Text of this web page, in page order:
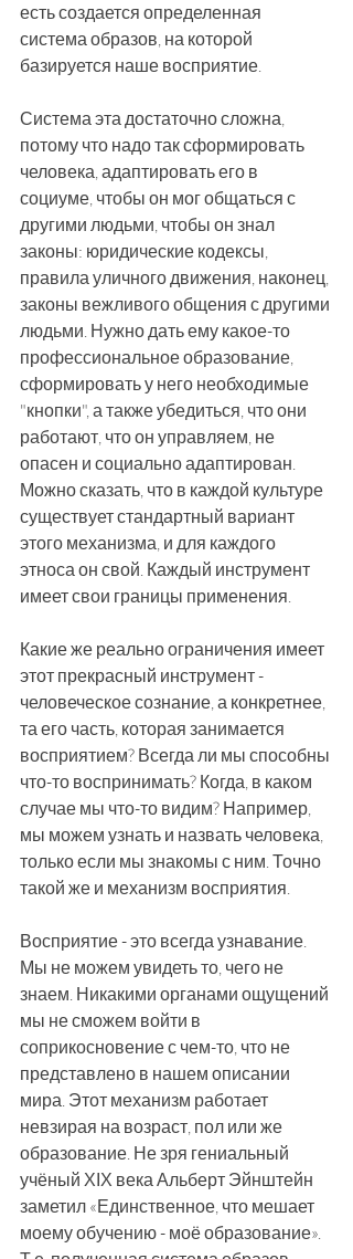
есть создается определенная
система образов, на которой
базируется наше восприятие.
Система эта достаточно сложна,
потому что надо так сформировать
человека, адаптировать его в
социуме, чтобы он мог общаться с
другими людьми, чтобы он знал
законы: юридические кодексы,
правила уличного движения, наконец,
законы вежливого общения с другими
людьми. Нужно дать ему какое-то
профессиональное образование,
сформировать у него необходимые
"кнопки", а также убедиться, что они
работают, что он управляем, не
опасен и социально адаптирован.
Можно сказать, что в каждой культуре
существует стандартный вариант
этого механизма, и для каждого
этноса он свой. Каждый инструмент
имеет свои границы применения.
Какие же реально ограничения имеет
этот прекрасный инструмент -
человеческое сознание, а конкретнее,
та его часть, которая занимается
восприятием? Всегда ли мы способны
что-то воспринимать? Когда, в каком
случае мы что-то видим? Например,
мы можем узнать и назвать человека,
только если мы знакомы с ним. Точно
такой же и механизм восприятия.
Восприятие - это всегда узнавание.
Мы не можем увидеть то, чего не
знаем. Никакими органами ощущений
мы не сможем войти в
соприкосновение с чем-то, что не
представлено в нашем описании
мира. Этот механизм работает
невзирая на возраст, пол или же
образование. Не зря гениальный
учёный ХІХ века Альберт Эйнштейн
заметил «Единственное, что мешает
моему обучению - моё образование».